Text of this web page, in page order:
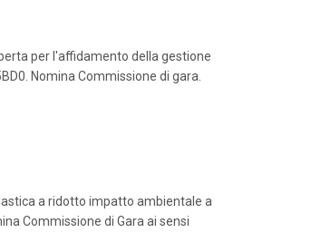
per l'affidamento della gestione
Nomina Commissione di gara.
a ridotto impatto ambientale a
Commissione di Gara ai sensi